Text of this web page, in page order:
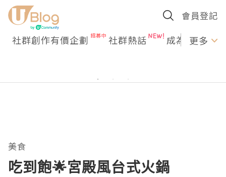
會員登記
社群創作有價企劃 社群熱話 成為U更多
美食
吃到飽🌟宮殿風台式火鍋